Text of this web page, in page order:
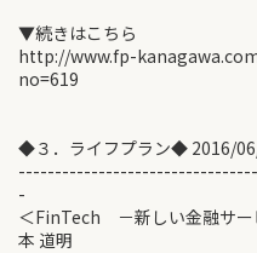
▼続きはこちら
http://www.fp-
no=619
◆３．ライフプラン◆ 2016/
-
＜FinTech －新しい金融サ
本 道明